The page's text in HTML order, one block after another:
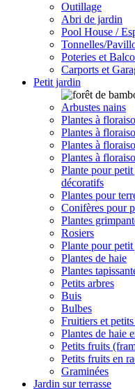
Outillage
Abri de jardin
Pool House /
Tonnelles/
Poteries et
Carports et
Petit jardin
Arbustes nains
Plantes à
Plantes à
Plantes à
Plantes à
Plante pour
décoratifs
Plantes pour
Conifères pour
Plantes
Rosiers
Plante pour
Plantes de haie
Plantes
Petits arbres
Buis
Bulbes
Fruitiers et
Plantes de haie
Petits fruits
Petits fruits en
Graminées
Jardin sur terrasse